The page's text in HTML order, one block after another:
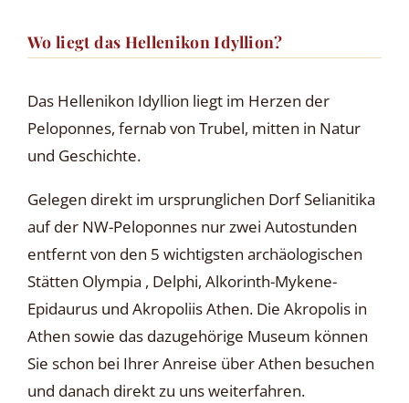
Wo liegt das Hellenikon Idyllion?
Das Hellenikon Idyllion liegt im Herzen der
Peloponnes, fernab von Trubel, mitten in Natur
und Geschichte.
Gelegen direkt im ursprunglichen Dorf Selianitika
auf der NW-Peloponnes nur zwei Autostunden
entfernt von den 5 wichtigsten archäologischen
Stätten Olympia , Delphi, Alkorinth-Mykene-
Epidaurus und Akropoliis Athen. Die Akropolis in
Athen sowie das dazugehörige Museum können
Sie schon bei Ihrer Anreise über Athen besuchen
und danach direkt zu uns weiterfahren.